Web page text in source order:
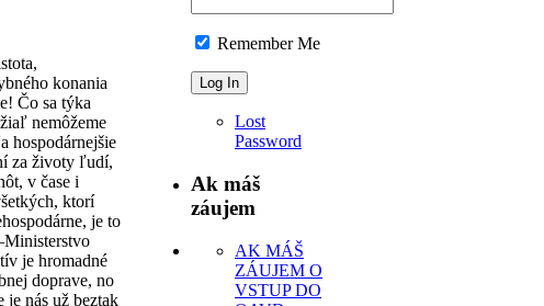
konania
Čo sa týka
nemôžeme
hospodárnejšie
za životy ľudí,
v čase i
ktorí
je to
je hromadné
doprave, no
nás už beztak
Remember Me
Lost
Password
Ak máš
záujem
AK MÁŠ
ZÁUJEM O
VSTUP DO